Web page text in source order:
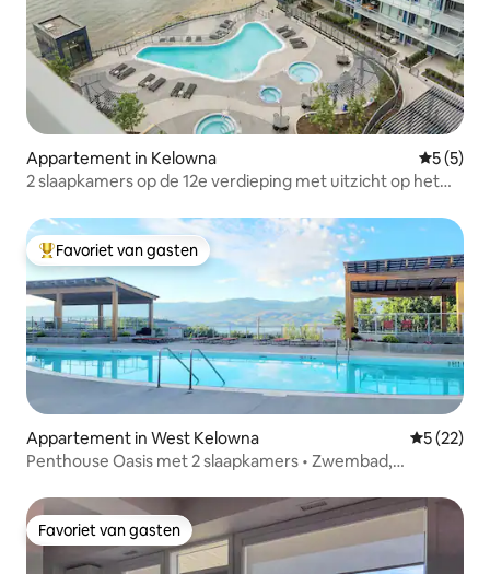
Appartement in Kelowna
5 (5)
2 slaapkamers op de 12e verdieping met uitzicht op het
Topfavoriet van gasten
Favoriet van gasten
Appartement in West Kelowna
5 (22)
Penthouse Oasis met 2 slaapkamers • Zwembad,
Favoriet van gasten
Favoriet van gasten